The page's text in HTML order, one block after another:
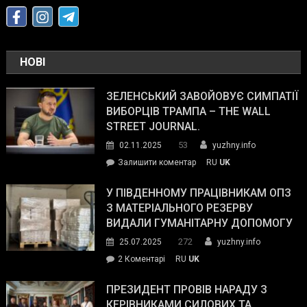
НОВІ
ЗЕЛЕНСЬКИЙ ЗАВОЙОВУЄ СИМПАТІЇ
ВИБОРЦІВ ТРАМПА – THE WALL
STREET JOURNAL.
02.11.2025 53
yuzhny.info
Залишити коментарon
завойовує
симпатії
виборців
The
Street
RU UK
У ПІВДЕННОМУ ПРАЦІВНИКАМ ОПЗ
З МАТЕРІАЛЬНОГО РЕЗЕРВУ
ВИДАЛИ ГУМАНІТАРНУ ДОПОМОГУ
25.07.2025 272
yuzhny.info
2 Коментарі
Південному
працівникам
RU UK
ПРЕЗИДЕНТ ПРОВІВ НАРАДУ З